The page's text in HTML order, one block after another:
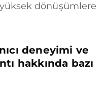
dönüşümlere
deneyimi ve
hakkında bazı